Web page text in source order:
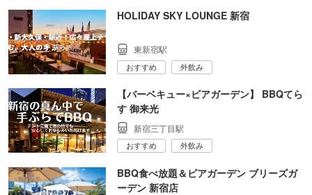
HOLIDAY SKY LOUNGE 新宿
東新宿駅
おすすめ 外飲み
【バーベキュー×ビアガーデン】 BBQてら
す 御来光
新宿三丁目駅
おすすめ 外飲み
BBQ食べ放題＆ビアガーデン ブリーズガ
ーデン 新宿店